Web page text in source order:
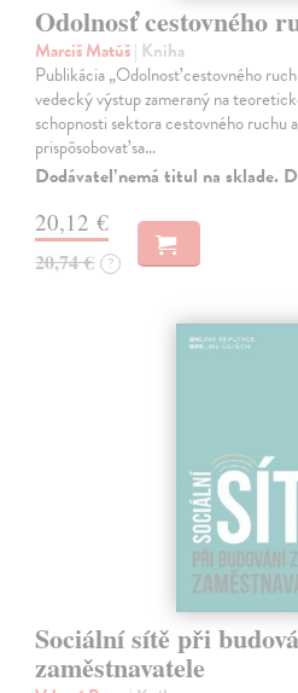
Odolnosť cestovného
Marciš Matúš| Kniha
Publikácia „Odolnosť cestovného
vedecký výstup zameraný na
schopnosti sektora cestovného ruchu
prispôsobovať sa…
Dodávateľ nemá titul na sklade.
20,12 €
20,74 € ?
Sociální sítě při
zaměstnavatele